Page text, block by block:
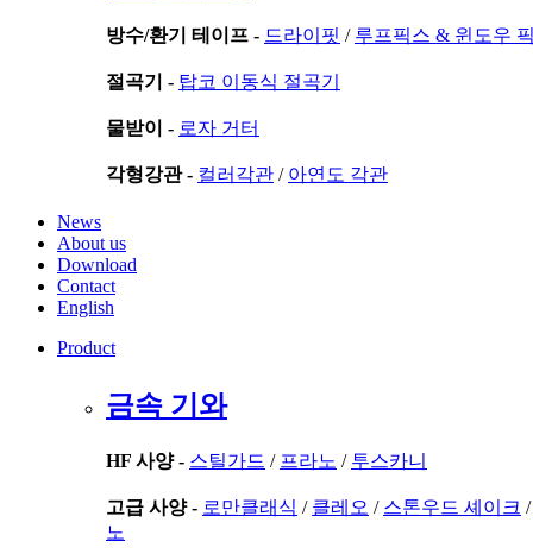
방수/환기 테이프 - 드라이핏 / 루프픽스 & 윈도우
절곡기 - 탑코 이동식 절곡기
물받이 - 로자 거터
각형강관 - 컬러각관 / 아연도 각관
News
About us
Download
Contact
English
Product
금속 기와
HF 사양 - 스틸가드 / 프라노 / 투스카니
고급 사양 - 로만클래식 / 클레오 / 스톤우드 셰이크
노